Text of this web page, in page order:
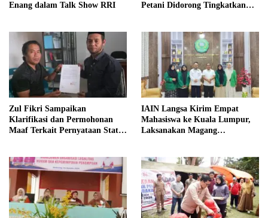
Enang dalam Talk Show RRI
Petani Didorong Tingkatkan
Zul Fikri Sampaikan
Klarifikasi dan Permohonan
Maaf Terkait Pernyataan Status
IAIN Langsa Kirim Empat
Mahasiswa ke Kuala Lumpur,
Laksanakan Magang